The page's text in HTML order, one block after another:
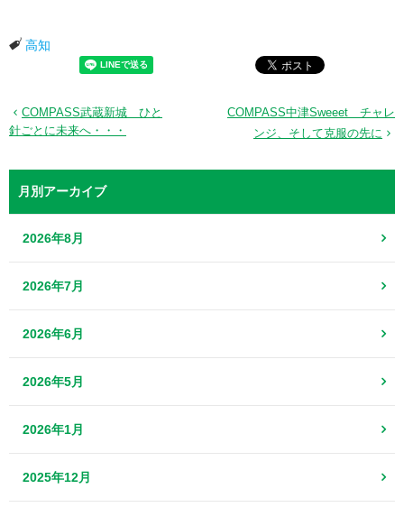
高知
COMPASS武蔵新城 ひと
針ごとに未来へ・・・
COMPASS中津Sweeet チャレ
ンジ、そして克服の先に
月別アーカイブ
2026年8月
2026年7月
2026年6月
2026年5月
2026年1月
2025年12月